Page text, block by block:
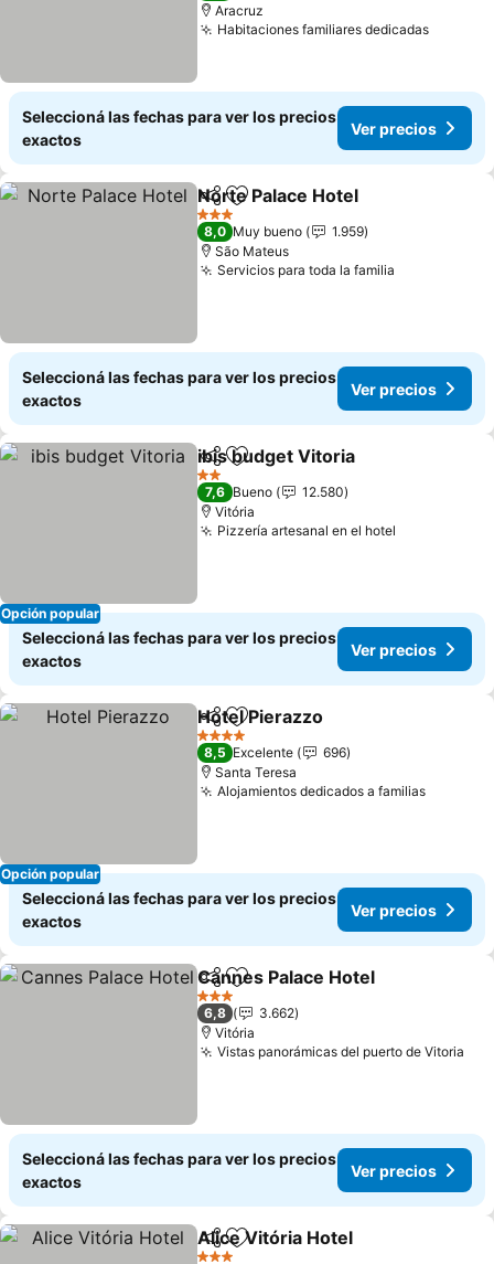
Aracruz
Habitaciones familiares dedicadasVer
Seleccioná las fechas para ver los precios
exactos
Ver precios
CompartirAñadir a favoritos
Norte Palace Hotel
3 Estrellas
8,0 Muy bueno
1.959
São Mateus
Servicios para toda la familia
Seleccioná las fechas para ver los precios
exactos
Ver precios
Opción popular
CompartirAñadir a favoritos
ibis budget Vitoria
2 Estrellas
7,6 Bueno
12.580
Vitória
Pizzería artesanal en el hotel
Seleccioná las fechas para ver los precios
exactos
Ver precios
Opción popular
CompartirAñadir a favoritos
Hotel Pierazzo
4 Estrellas
8,5 Excelente
696
Santa Teresa
Alojamientos dedicados a familiasVer
Seleccioná las fechas para ver los precios
exactos
Ver precios
CompartirAñadir a favoritos
Cannes Palace Hotel
3 Estrellas
6,8
3.662
Vitória
Vistas panorámicas del puerto de Vitoria
Seleccioná las fechas para ver los precios
exactos
Ver precios
CompartirAñadir a favoritos
Alice Vitória Hotel